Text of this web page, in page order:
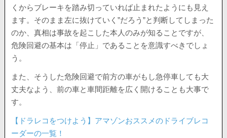
くからブレーキを踏み切っていれば止まれたようにも見え
ます。そのまま左に抜けていく”だろう”と判断してしまった
のか、真相は事故を起こした本人のみが知ることですが、
危険回避の基本は「停止」であることを意識すべきでしょ
う。
また、そうした危険回避で前方の車がもし急停車しても大
丈夫なよう、前の車と車間距離を広く開けることも大事で
す。
【ドラレコをつけよう】アマゾンおススメのドライブレコ
ーダーの一覧！